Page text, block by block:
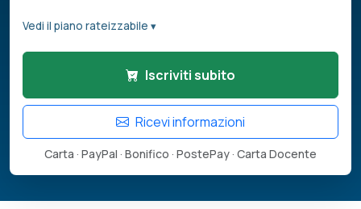
Vedi il piano rateizzabile ▾
Iscriviti subito
Ricevi informazioni
Carta · PayPal · Bonifico · PostePay · Carta Docente